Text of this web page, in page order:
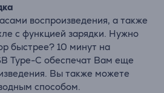
воспроизведения, а также
с функцией зарядки. Нужно
быстрее? 10 минут на
Type-C обеспечат Вам еще
Вы также можете
способом.